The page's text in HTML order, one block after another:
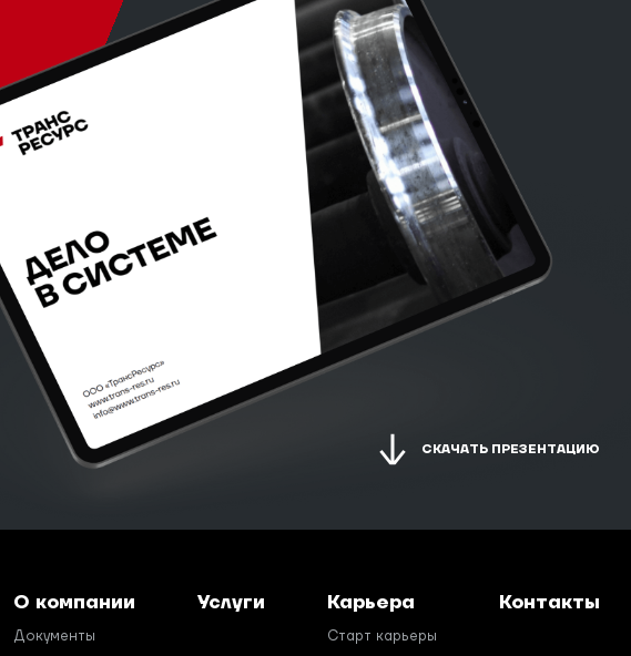
ГОДА
И ПЕРВОЙ
ПОЛОВИНЫ
СКАЧАТЬ ПРЕЗЕНТАЦИЮ
О компании
Документы
Услуги Карьера
Старт карьеры
Контакты